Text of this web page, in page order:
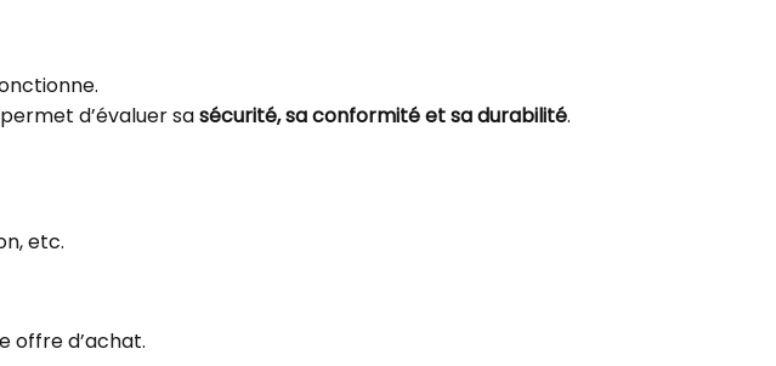
d’évaluer sasécurité, sa conformité et sa durabilité.
etc.
offre d’achat.